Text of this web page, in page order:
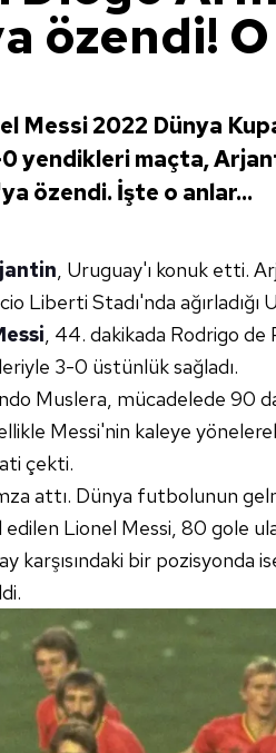
özendi! O
Messi 2022 Dünya
yendikleri maçta,
özendi. İşte o anlar...
, Uruguay'ı konuk etti.
Liberti Stadı'nda ağırladığı
, 44. dakikada Rodrigo de
3-0 üstünlük sağladı.
Muslera, mücadelede 90
Messi'nin kaleye
çekti.
attı. Dünya futbolunun
Lionel Messi, 80 gole
karşısındaki bir pozisyonda